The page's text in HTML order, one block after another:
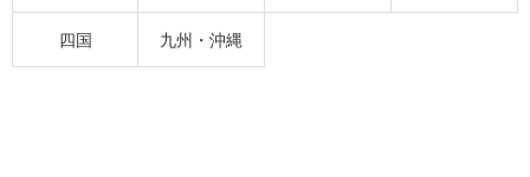
四国 九州・沖縄